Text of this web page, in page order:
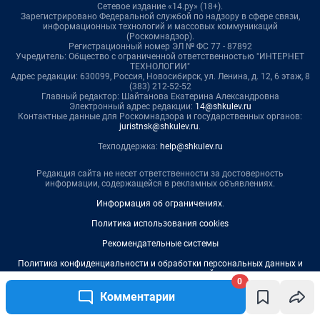
Комментарии
0
Сетевое издание «14.ру» (18+).
Зарегистрировано Федеральной службой по надзору в сфере связи,
информационных технологий и массовых коммуникаций
(Роскомнадзор).
Регистрационный номер ЭЛ № ФС 77 - 87892
Учредитель: Общество с ограниченной ответственностью "ИНТЕРНЕТ
ТЕХНОЛОГИИ"
Адрес редакции: 630099, Россия, Новосибирск, ул. Ленина, д. 12, 6 этаж, 8
(383) 212-52-52
Главный редактор: Шайтанова Екатерина Александровна
Электронный адрес редакции: 14@shkulev.ru
Контактные данные для Роскомнадзора и государственных органов:
juristnsk@shkulev.ru.
Техподдержка: help@shkulev.ru
Редакция сайта не несет ответственности за достоверность
информации, содержащейся в рекламных объявлениях.
Информация об ограничениях.
Политика использования cookies
Рекомендательные системы
Политика конфиденциальности и обработки персональных данных и
правила использования сайта